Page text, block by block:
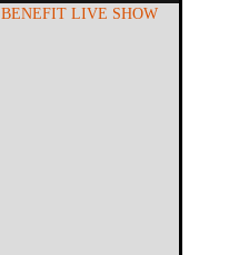
LIVE SHOW